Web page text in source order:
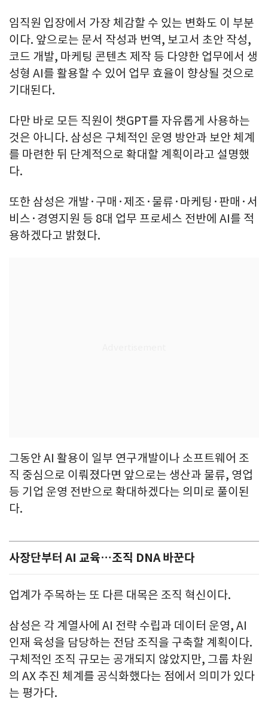
임직원 입장에서 가장 체감할 수 있는 변화도 이 부분
이다. 앞으로는 문서 작성과 번역, 보고서 초안 작성,
코드 개발, 마케팅 콘텐츠 제작 등 다양한 업무에서 생
성형 AI를 활용할 수 있어 업무 효율이 향상될 것으로
기대된다.
다만 바로 모든 직원이 챗GPT를 자유롭게 사용하는
것은 아니다. 삼성은 구체적인 운영 방안과 보안 체계
를 마련한 뒤 단계적으로 확대할 계획이라고 설명했
다.
또한 삼성은 개발·구매·제조·물류·마케팅·판매·서
비스·경영지원 등 8대 업무 프로세스 전반에 AI를 적
용하겠다고 밝혔다.
그동안 AI 활용이 일부 연구개발이나 소프트웨어 조
직 중심으로 이뤄졌다면 앞으로는 생산과 물류, 영업
등 기업 운영 전반으로 확대하겠다는 의미로 풀이된
다.
사장단부터 AI 교육…조직 DNA 바꾼다
업계가 주목하는 또 다른 대목은 조직 혁신이다.
삼성은 각 계열사에 AI 전략 수립과 데이터 운영, AI
인재 육성을 담당하는 전담 조직을 구축할 계획이다.
구체적인 조직 규모는 공개되지 않았지만, 그룹 차원
의 AX 추진 체계를 공식화했다는 점에서 의미가 있다
는 평가다.